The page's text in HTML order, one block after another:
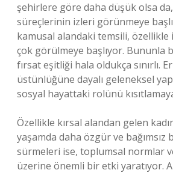
şehirlere göre daha düşük olsa
süreçlerinin izleri görünmeye
kamusal alandaki temsili, özellikle
çok görülmeye başlıyor. Bununla
fırsat eşitliği hala oldukça sınırlı.
üstünlüğüne dayalı geleneksel
sosyal hayattaki rolünü
Özellikle kırsal alandan gelen
yaşamda daha özgür ve bağımsız
sürmeleri ise, toplumsal normlar
üzerine önemli bir etki yaratıyor.